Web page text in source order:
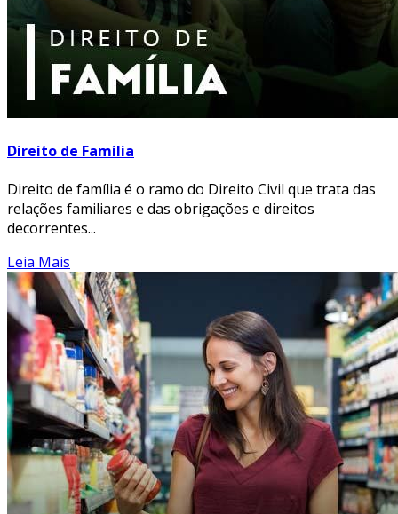
Direito de Família
Direito de família é o ramo do Direito Civil que trata das
relações familiares e das obrigações e direitos
decorrentes...
Leia Mais